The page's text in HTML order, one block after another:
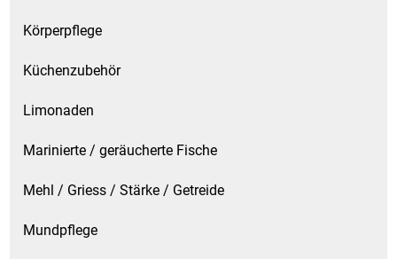
Service
Sirupe
Speck / Rohschinken
Spezialreiniger
Körperpflege
Küchenzubehör
Limonaden
Marinierte / geräucherte Fische
Mehl / Griess / Stärke / Getreide
Mundpflege